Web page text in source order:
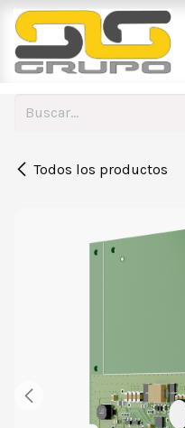
Ir al contenido
Todos los productos